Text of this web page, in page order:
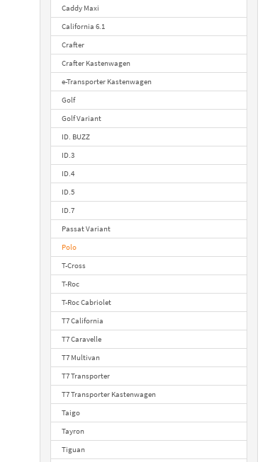
Caddy Maxi
California 6.1
Crafter
Crafter Kastenwagen
e-Transporter Kastenwagen
Golf
Golf Variant
ID. BUZZ
ID.3
ID.4
ID.5
ID.7
Passat Variant
Polo
T-Cross
T-Roc
T-Roc Cabriolet
T7 California
T7 Caravelle
T7 Multivan
T7 Transporter
T7 Transporter Kastenwagen
Taigo
Tayron
Tiguan